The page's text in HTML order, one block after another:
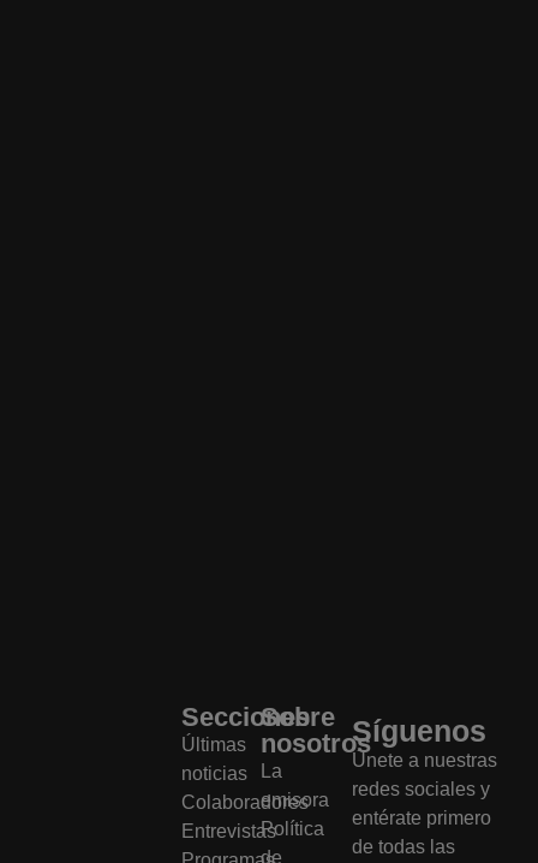
Secciones
Últimas
noticias
Colaboradores
Entrevistas
Sobre
nosotros
La
emisora
Política
de
Síguenos
Únete a nuestras
redes sociales y
entérate primero
de todas las